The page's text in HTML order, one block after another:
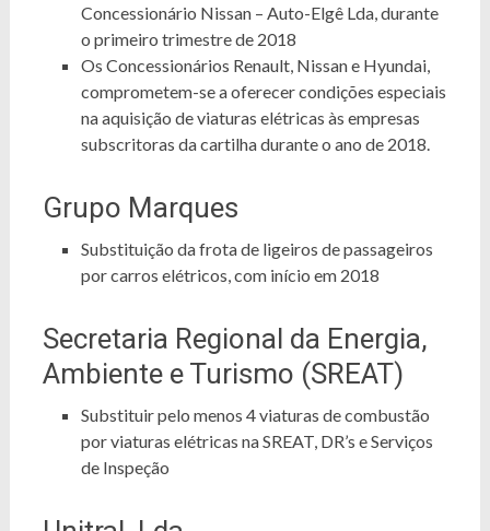
Concessionário Nissan – Auto-Elgê Lda, durante
o primeiro trimestre de 2018
Os Concessionários Renault, Nissan e Hyundai,
comprometem-se a oferecer condições especiais
na aquisição de viaturas elétricas às empresas
subscritoras da cartilha durante o ano de 2018.
Grupo Marques
Substituição da frota de ligeiros de passageiros
por carros elétricos, com início em 2018
Secretaria Regional da Energia,
Ambiente e Turismo (SREAT)
Substituir pelo menos 4 viaturas de combustão
por viaturas elétricas na SREAT, DR’s e Serviços
de Inspeção